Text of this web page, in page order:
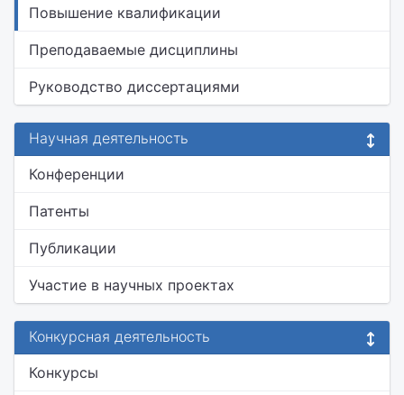
Повышение квалификации
Преподаваемые дисциплины
Руководство диссертациями
Научная деятельность
Конференции
Патенты
Публикации
Участие в научных проектах
Конкурсная деятельность
Конкурсы